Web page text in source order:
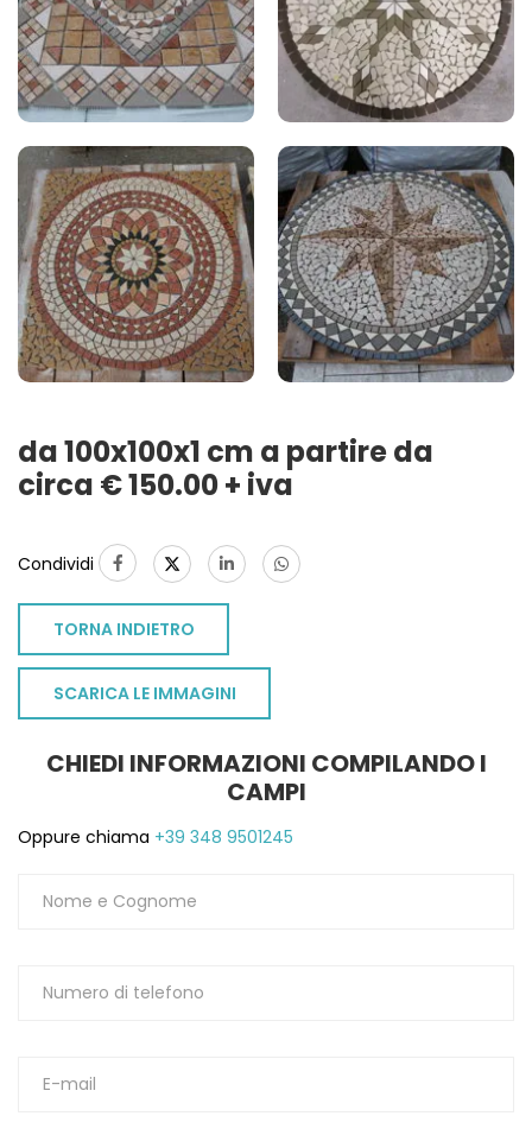
da 100x100x1 cm a partire da
circa € 150.00 + iva
Condividi
TORNA INDIETRO
SCARICA LE IMMAGINI
CHIEDI INFORMAZIONI COMPILANDO I
CAMPI
Oppure chiama +39 348 9501245